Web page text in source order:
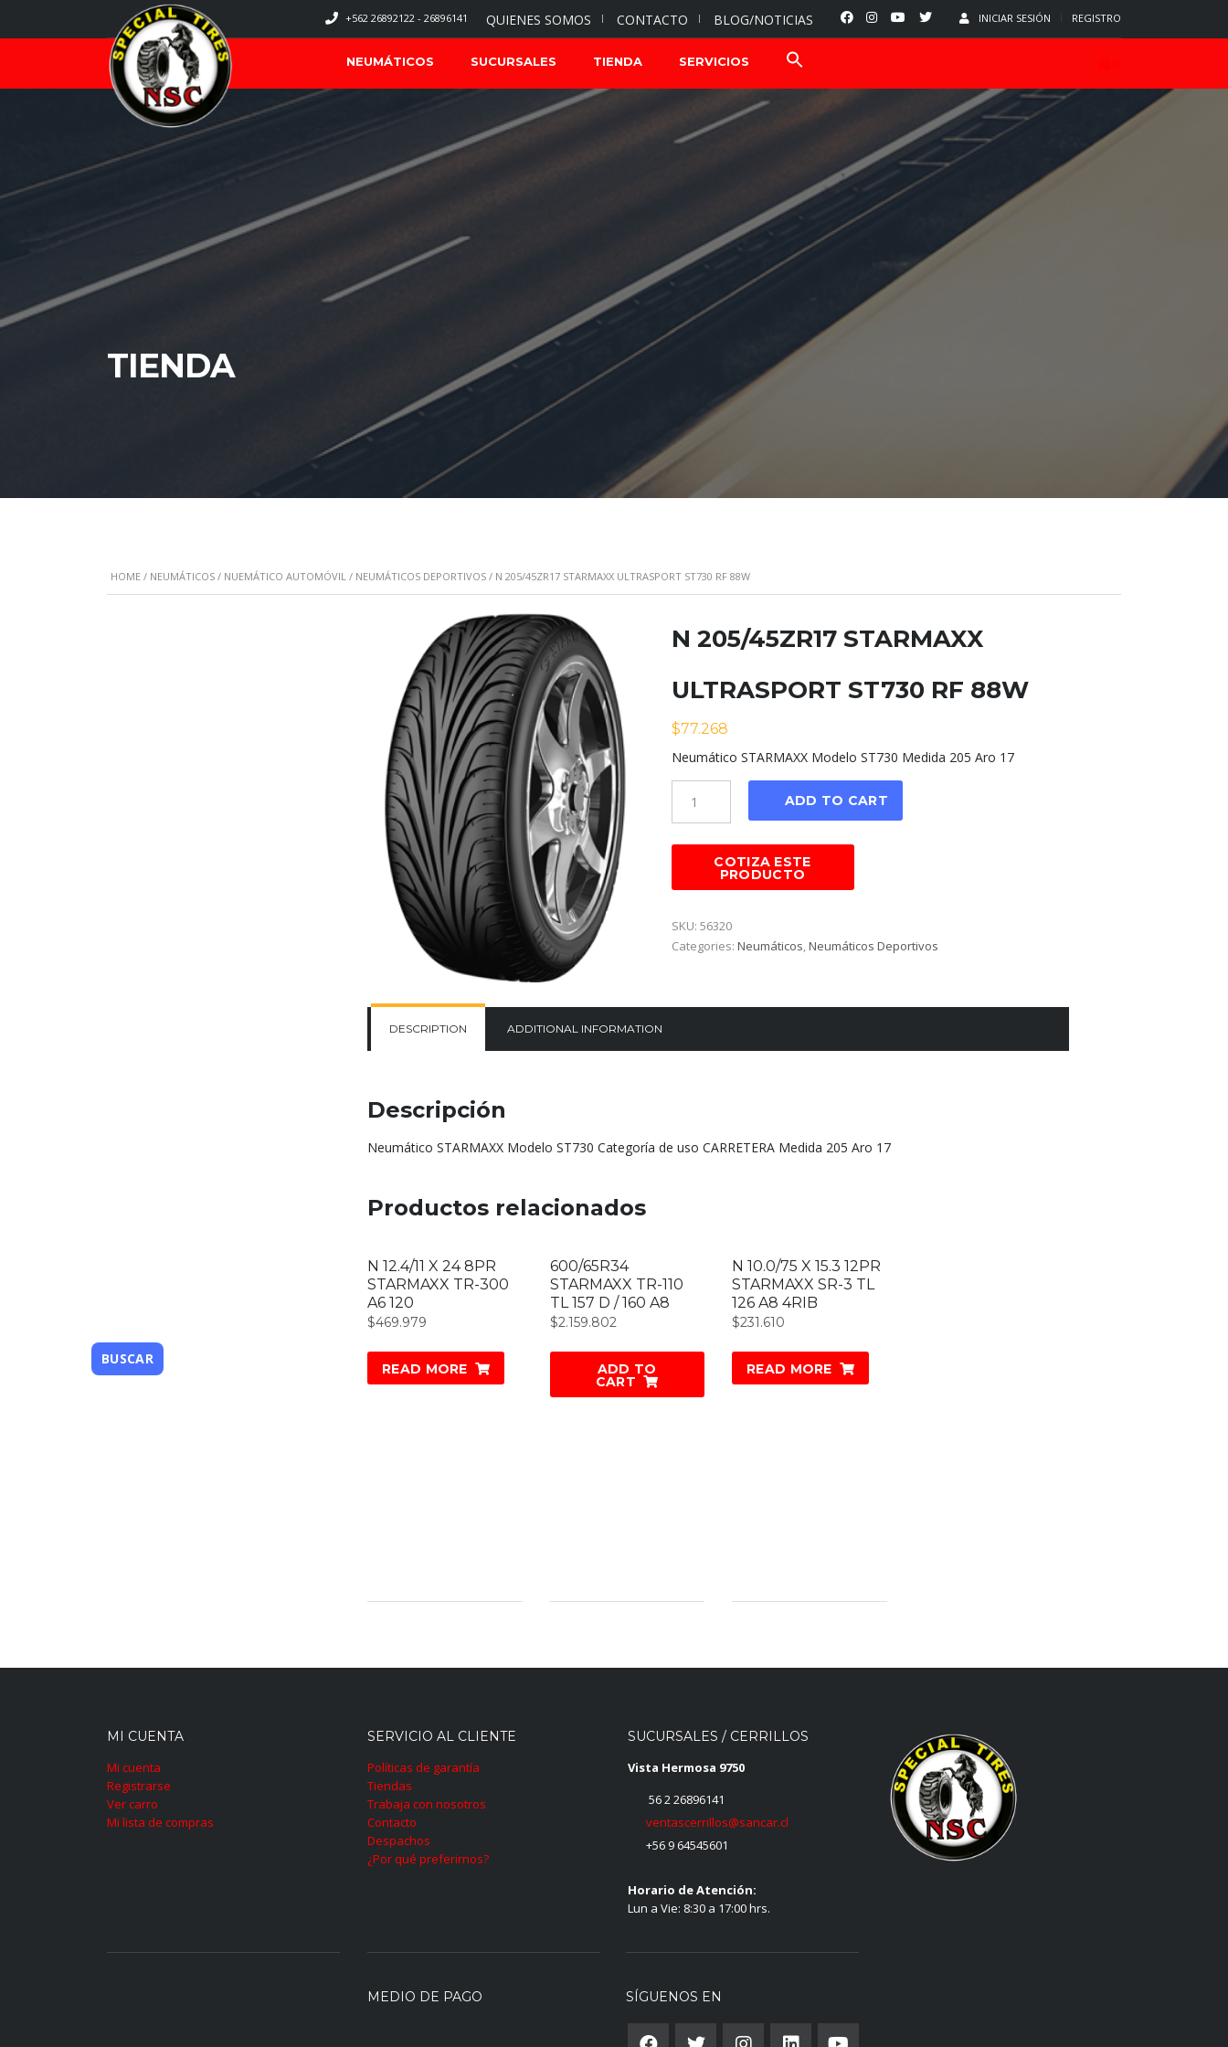
INICIAR SESIÓN REGISTRO
QUIENES SOMOS CONTACTO BLOG/NOTICIAS
+562 26892122 - 26896141
NEUMÁTICOS SUCURSALES TIENDA SERVICIOS
TIENDA
HOME / NEUMÁTICOS / NUEMÁTICO AUTOMÓVIL / NEUMÁTICOS DEPORTIVOS / N 205/45ZR17 STARMAXX ULTRASPORT ST730 RF 88W
N 205/45ZR17 STARMAXX
ULTRASPORT ST730 RF 88W
$77.268
Neumático STARMAXX Modelo ST730 Medida 205 Aro 17
ADD TO CART
SKU: 56320
Categories: Neumáticos,Neumáticos Deportivos
DESCRIPTION ADDITIONAL INFORMATION
Descripción
Neumático STARMAXX Modelo ST730 Categoría de uso CARRETERA Medida 205 Aro 17
Productos relacionados
N 12.4/11 X 24 8PR
STARMAXX TR-300
A6 120
$469.979
READ MORE
600/65R34
STARMAXX TR-110
TL 157 D / 160 A8
$2.159.802
ADD TO
CART
N 10.0/75 X 15.3 12PR
STARMAXX SR-3 TL
126 A8 4RIB
$231.610
READ MORE
MI CUENTA
Mi cuenta
Registrarse
Ver carro
Mi lista de compras
SERVICIO AL CLIENTE
Políticas de garantía
Tiendas
Trabaja con nosotros
Contacto
Despachos
¿Por qué preferirnos?
SUCURSALES / CERRILLOS
Vista Hermosa 9750
56 2 26896141
ventascerrillos@sancar.cl
+56 9 64545601
Horario de Atención:
Lun a Vie: 8:30 a 17:00 hrs.
MEDIO DE PAGO SÍGUENOS EN